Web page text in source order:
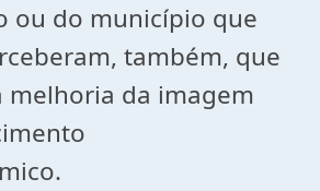
ou do município que
também, que
melhoria da imagem